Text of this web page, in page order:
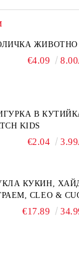
ЖИВОТНО
€4.09
В
KIDS
€2.04
КУКИН,
CLEO &
€17.89